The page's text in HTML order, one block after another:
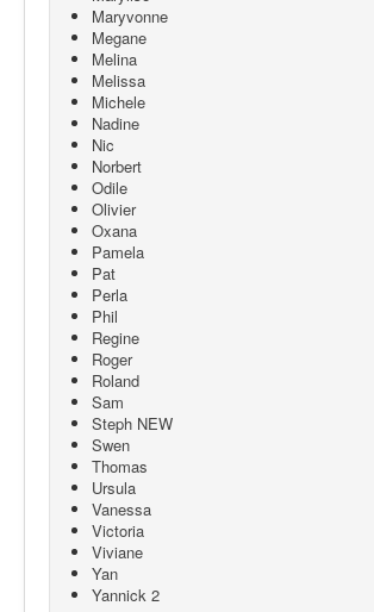
Maryvonne
Megane
Melina
Melissa
Michele
Nadine
Nic
Norbert
Odile
Olivier
Oxana
Pamela
Pat
Perla
Phil
Regine
Roger
Roland
Sam
Steph NEW
Swen
Thomas
Ursula
Vanessa
Victoria
Viviane
Yan
Yannick 2